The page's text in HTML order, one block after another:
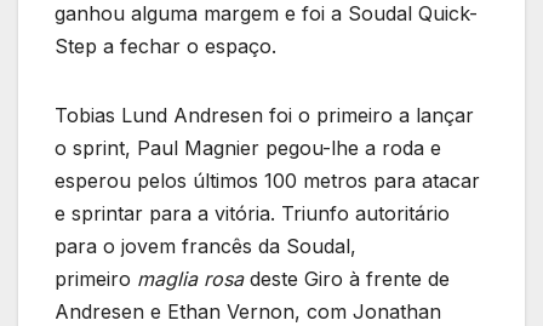
ganhou alguma margem e foi a Soudal Quick-
Step a fechar o espaço.
Tobias Lund Andresen foi o primeiro a lançar
o sprint, Paul Magnier pegou-lhe a roda e
esperou pelos últimos 100 metros para atacar
e sprintar para a vitória. Triunfo autoritário
para o jovem francês da Soudal,
primeiro maglia rosadeste Giro à frente de
Andresen e Ethan Vernon, com Jonathan